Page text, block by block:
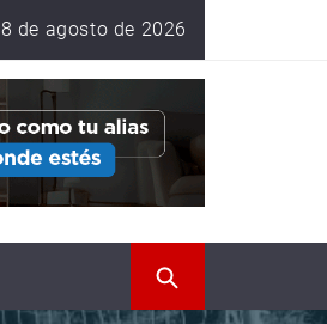
8 de agosto de 2026